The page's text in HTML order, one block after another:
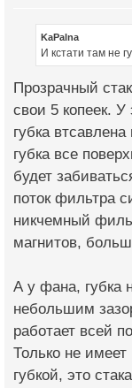
KaPalna
И кстати там не
Прозрачный
свои 5 копеек. У
губка
губка все
будет
поток фильтра
никчемный
магнитов,
А у фана, губка
небольшим
работает всей
Только не
губкой, это